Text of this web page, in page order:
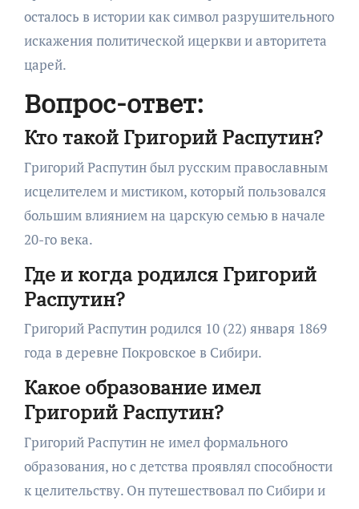
осталось в истории как символ разрушительного
искажения политической ицеркви и авторитета
царей.
Вопрос-ответ:
Кто такой Григорий Распутин?
Григорий Распутин был русским православным
исцелителем и мистиком, который пользовался
большим влиянием на царскую семью в начале
20-го века.
Где и когда родился Григорий
Распутин?
Григорий Распутин родился 10 (22) января 1869
года в деревне Покровское в Сибири.
Какое образование имел
Григорий Распутин?
Григорий Распутин не имел формального
образования, но с детства проявлял способности
к целительству. Он путешествовал по Сибири и